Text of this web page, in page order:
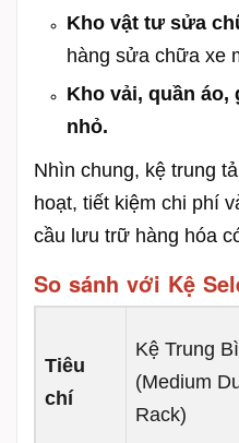
Kho vật tư sửa
hàng sửa chữa xe
Kho vải, quần áo,
nhỏ.
Nhìn chung, kệ trung
hoạt, tiết kiệm chi phí
cầu lưu trữ hàng hóa
So sánh với Kệ
Tiêu
chí
Kệ Trung
(Medium
Rack)